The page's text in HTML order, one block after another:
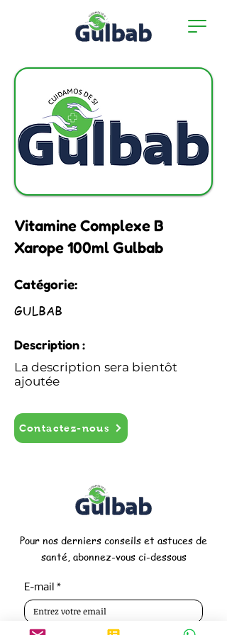
Vitamine Complexe B
Xarope 100ml Gulbab
Catégorie:
GULBAB
Description :
La description sera bientôt
ajoutée
Contactez-nous
Pour nos derniers conseils et astuces de
santé, abonnez-vous ci-dessous
E-mail *